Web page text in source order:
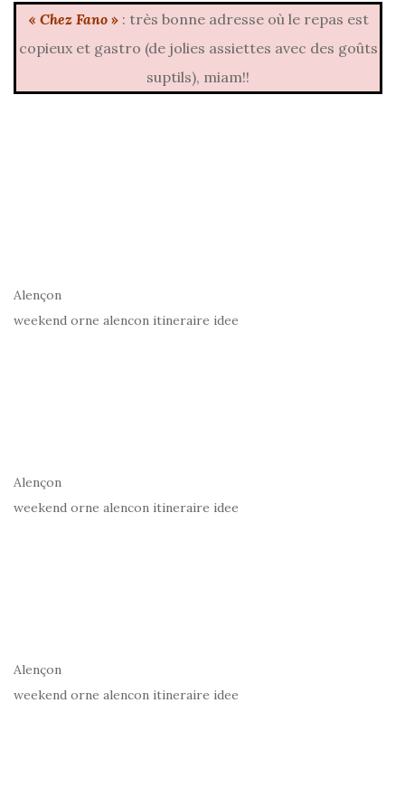
« Chez Fano»: très bonne adresse où le repas est
copieux et gastro (de jolies assiettes avec des goûts
suptils), miam!!
Alençon
weekend orne alencon itineraire idee
Alençon
weekend orne alencon itineraire idee
Alençon
weekend orne alencon itineraire idee